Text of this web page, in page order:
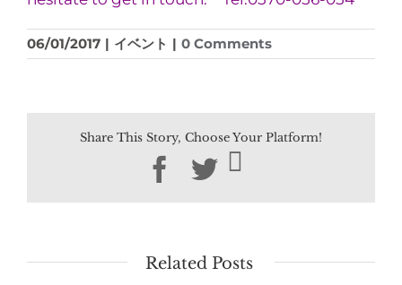
06/01/2017 | イベント | 0 Comments
Share This Story, Choose Your Platform!
Facebook
Twitter
Related Posts